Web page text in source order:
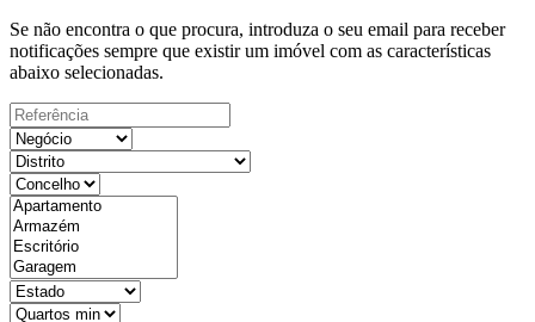
Se não encontra o que procura, introduza o seu email para receber
notificações sempre que existir um imóvel com as características
abaixo selecionadas.